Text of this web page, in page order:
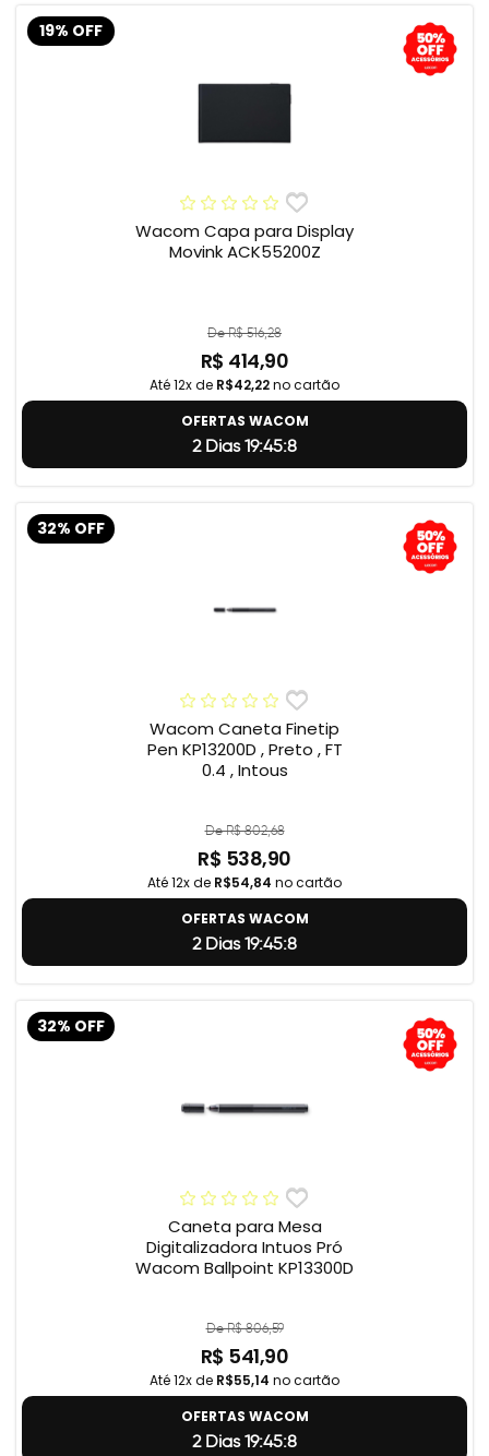
19% OFF
Wacom Capa para Display
Movink ACK55200Z
De R$ 516,28
R$ 414,90
Até 12x de R$42,22no cartão
OFERTAS WACOM
2 Dias 19:45:7
32% OFF
Wacom Caneta Finetip
Pen KP13200D , Preto , FT
0.4 , Intous
De R$ 802,68
R$ 538,90
Até 12x de R$54,84 no cartão
OFERTAS WACOM
2 Dias 19:45:7
32% OFF
Caneta para Mesa
Digitalizadora Intuos Pró
Wacom Ballpoint KP13300D
De R$ 806,59
R$ 541,90
Até 12x de R$55,14 no cartão
OFERTAS WACOM
2 Dias 19:45:7